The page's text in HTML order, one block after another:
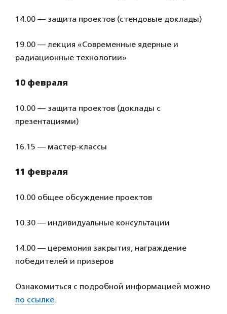
14.00 — защита проектов (стендовые доклады)
19.00 — лекция «Современные ядерные и
радиационные технологии»
10 февраля
10.00 — защита проектов (доклады с
презентациями)
16.15 — мастер-классы
11 февраля
10.00 общее обсуждение проектов
10.30 — индивидуальные консультации
14.00 — церемония закрытия, награждение
победителей и призеров
Ознакомиться с подробной информацией можно
по ссылке.